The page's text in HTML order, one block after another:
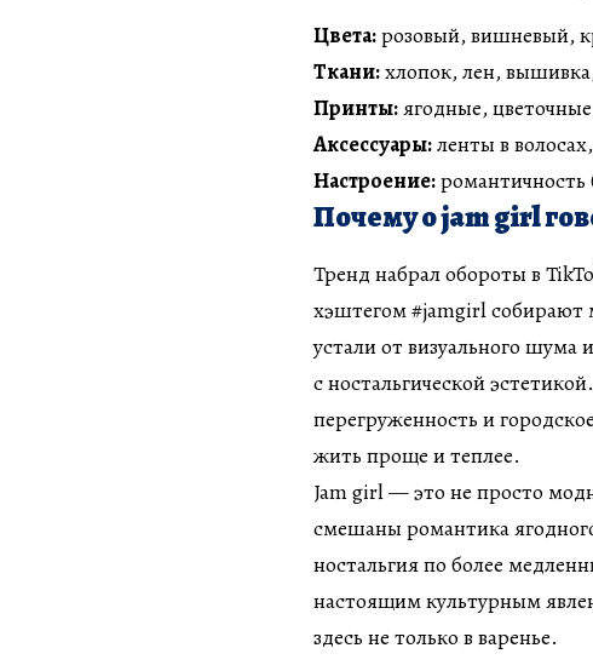
Цвета:розовый, вишневый,
Ткани:хлопок, лен,
Принты:ягодные,
Аксессуары:ленты в
Настроение:романтичность
Почему о jam girl
Тренд набрал обороты в
хэштегом #jamgirl
устали от визуального
с ностальгической
перегруженность и
жить проще и теплее.
Jam girl — это не просто
смешаны романтика
ностальгия по более
настоящим культурным
здесь не только в варенье.